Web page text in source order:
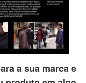
a sua marca e